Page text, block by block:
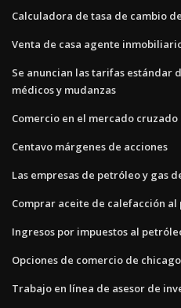
Calculadora de tasa de cambio
Venta de casa agente
Se anuncian las tarifas estándar
médicos y mudanzas
Comercio en el mercado cruzado
Centavo márgenes de acciones
Las empresas de petróleo y gas
Comprar aceite de calefacción al
Ingresos por impuestos al
Opciones de comercio de chicago
Trabajo en línea de asesor de